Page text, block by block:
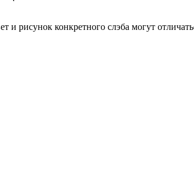
и рисунок конкретного слэба могут